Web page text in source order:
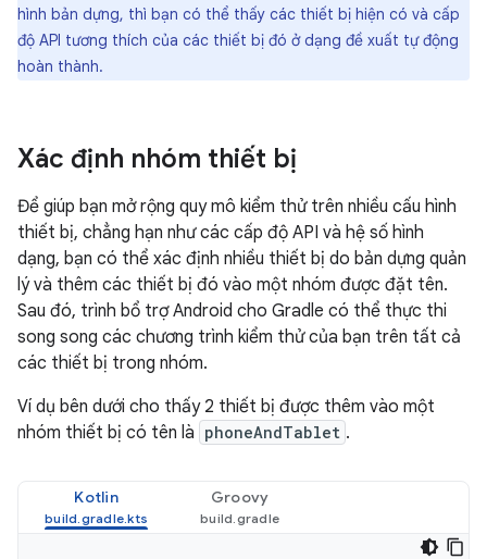
hình bản dựng, thì bạn có thể thấy các thiết bị hiện có và cấp
độ API tương thích của các thiết bị đó ở dạng đề xuất tự động
hoàn thành.
Xác định nhóm thiết bị
Để giúp bạn mở rộng quy mô kiểm thử trên nhiều cấu hình
thiết bị, chẳng hạn như các cấp độ API và hệ số hình
dạng, bạn có thể xác định nhiều thiết bị do bản dựng quản
lý và thêm các thiết bị đó vào một nhóm được đặt tên.
Sau đó, trình bổ trợ Android cho Gradle có thể thực thi
song song các chương trình kiểm thử của bạn trên tất cả
các thiết bị trong nhóm.
Ví dụ bên dưới cho thấy 2 thiết bị được thêm vào một
nhóm thiết bị có tên là phoneAndTablet .
Kotlin Groovy